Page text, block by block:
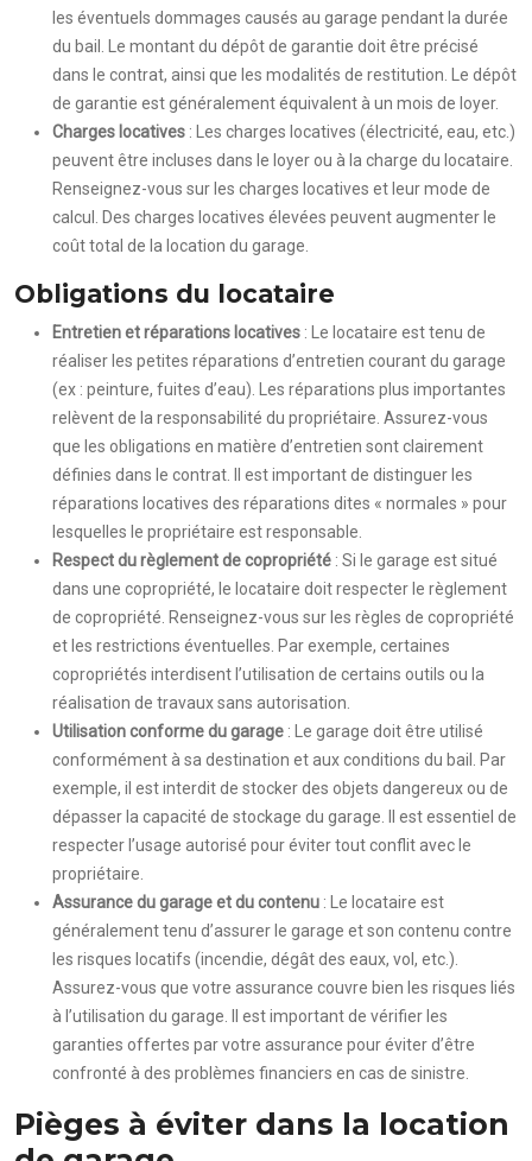
les éventuels dommages causés au garage pendant la durée
du bail. Le montant du dépôt de garantie doit être précisé
dans le contrat, ainsi que les modalités de restitution. Le dépôt
de garantie est généralement équivalent à un mois de loyer.
Charges locatives : Les charges locatives (électricité, eau, etc.)
peuvent être incluses dans le loyer ou à la charge du locataire.
Renseignez-vous sur les charges locatives et leur mode de
calcul. Des charges locatives élevées peuvent augmenter le
coût total de la location du garage.
Obligations du locataire
Entretien et réparations locatives : Le locataire est tenu de
réaliser les petites réparations d’entretien courant du garage
(ex : peinture, fuites d’eau). Les réparations plus importantes
relèvent de la responsabilité du propriétaire. Assurez-vous
que les obligations en matière d’entretien sont clairement
définies dans le contrat. Il est important de distinguer les
réparations locatives des réparations dites « normales » pour
lesquelles le propriétaire est responsable.
Respect du règlement de copropriété : Si le garage est situé
dans une copropriété, le locataire doit respecter le règlement
de copropriété. Renseignez-vous sur les règles de copropriété
et les restrictions éventuelles. Par exemple, certaines
copropriétés interdisent l’utilisation de certains outils ou la
réalisation de travaux sans autorisation.
Utilisation conforme du garage : Le garage doit être utilisé
conformément à sa destination et aux conditions du bail. Par
exemple, il est interdit de stocker des objets dangereux ou de
dépasser la capacité de stockage du garage. Il est essentiel de
respecter l’usage autorisé pour éviter tout conflit avec le
propriétaire.
Assurance du garage et du contenu : Le locataire est
généralement tenu d’assurer le garage et son contenu contre
les risques locatifs (incendie, dégât des eaux, vol, etc.).
Assurez-vous que votre assurance couvre bien les risques liés
à l’utilisation du garage. Il est important de vérifier les
garanties offertes par votre assurance pour éviter d’être
confronté à des problèmes financiers en cas de sinistre.
Pièges à éviter dans la location